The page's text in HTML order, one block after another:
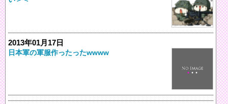
2013年01月17日
日本軍の軍服作ったったwwww